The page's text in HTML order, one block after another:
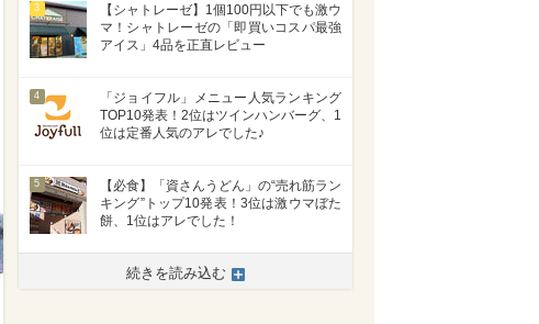
3
【シャトレーゼ】1個100円以下でも激ウ
マ！シャトレーゼの「即買いコスパ最強
アイス」4品を正直レビュー
4
「ジョイフル」メニュー人気ランキング
TOP10発表！2位はツインハンバーグ、1
位は定番人気のアレでした♪
5
【必食】「資さんうどん」の“売れ筋ラン
キング”トップ10発表！3位は激ウマぼた
餅、1位はアレでした！
続きを読み込む